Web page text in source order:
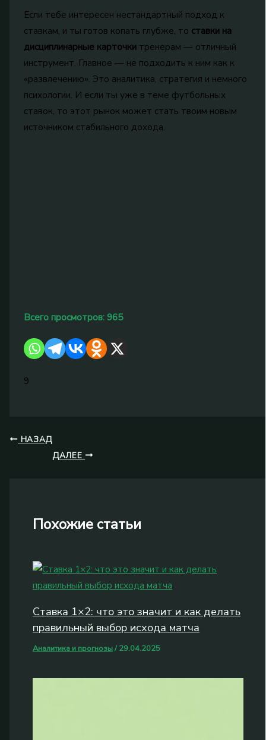
Если тебе интересен нестандартный подход к
ставкам, и ты готов копать глубже, то ставки на
дисциплинарные карточки тренерам — отличный
инструмент. Главное — не подходить к ним как к
«развлечению». Это аналитика, стратегия и немного
психологии. И если ты уже в теме футбольных
ставок, то этот рынок может стать твоим новым
источником стабильного дохода.
Всего просмотров: 965
9
НАЗАД
ДАЛЕЕ
Похожие статьи
Ставка 1×2: что это значит и как делать
правильный выбор исхода матча
Аналитика и прогнозы/ 29.04.2025